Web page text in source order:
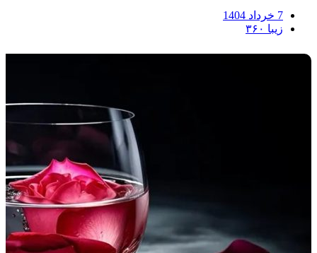
7 خرداد 1404
زیبا ۳۶۰